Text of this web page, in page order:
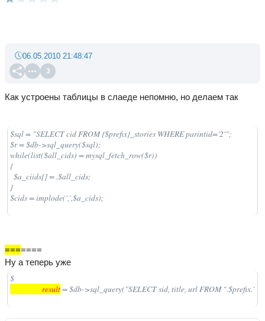
3
06.05.2010 21:48:47
Как устроены таблицы в слаеде непомню, но делаем так
$sql = "SELECT cid FROM {$prefix}_stories WHERE parintid='2'";
$r = $db->sql_query($sql);
while(list($all_cids) = mysql_fetch_row($r))
{
  $a_ciids[] = .$all_cids;
}
$cids = implode(',',$a_cids);
=======
Ну а теперь уже
$
                  result
= $db->sql_query("SELECT sid, title, url FROM